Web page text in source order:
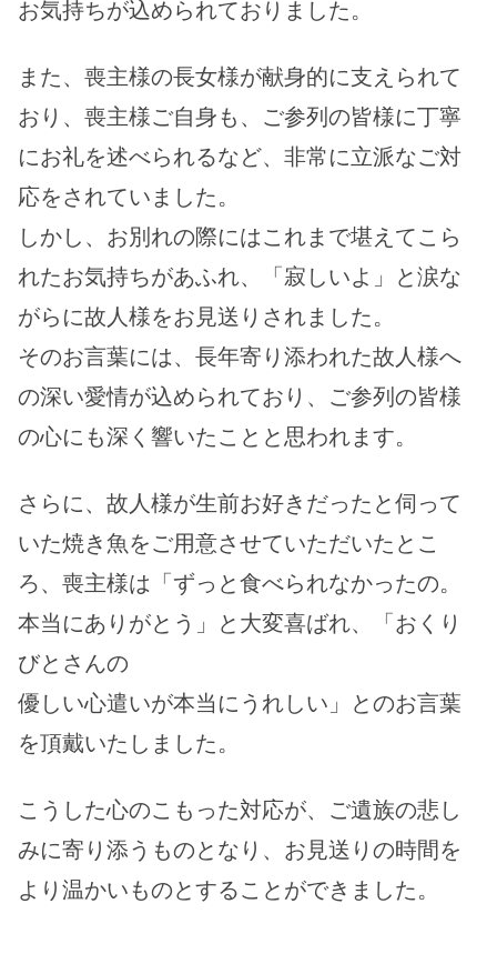
お気持ちが込められておりました。
また、喪主様の長女様が献身的に支えられて
おり、喪主様ご自身も、ご参列の皆様に丁寧
にお礼を述べられるなど、非常に立派なご対
応をされていました。
しかし、お別れの際にはこれまで堪えてこら
れたお気持ちがあふれ、「寂しいよ」と涙な
がらに故人様をお見送りされました。
そのお言葉には、長年寄り添われた故人様へ
の深い愛情が込められており、ご参列の皆様
の心にも深く響いたことと思われます。
さらに、故人様が生前お好きだったと伺って
いた焼き魚をご用意させていただいたとこ
ろ、喪主様は「ずっと食べられなかったの。
本当にありがとう」と大変喜ばれ、「おくり
びとさんの
優しい心遣いが本当にうれしい」とのお言葉
を頂戴いたしました。
こうした心のこもった対応が、ご遺族の悲し
みに寄り添うものとなり、お見送りの時間を
より温かいものとすることができました。